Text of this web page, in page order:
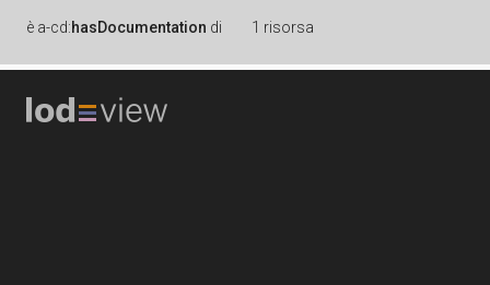
è a-cd:hasDocumentation di 1 risorsa